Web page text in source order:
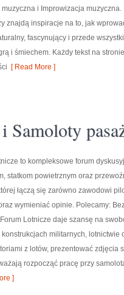
i Improwizacja
znajdą inspiracje na to, jak
fascynujący i przede
i śmiechem. Każdy tekst na
[ Read More ]
to kompleksowe forum
statkom powietrznym oraz
łączą się zarówno zawodowi
wymieniać opinie. Polecamy:
Forum Lotnicze daje szansę na
konstrukcjach militarnych,
z lotów, prezentować zdjęcia
rozpocząć pracę przy
]